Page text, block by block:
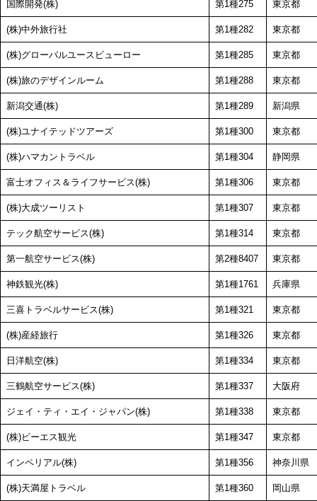
国際開発(株) 第1種275 東京都
(株)中外旅行社 第1種282 東京都
(株)グローバルユースビューロー 第1種285 東京都
(株)旅のデザインルーム 第1種288 東京都
新潟交通(株) 第1種289 新潟県
(株)ユナイテッドツアーズ 第1種300 東京都
(株)ハマカントラベル 第1種304 静岡県
富士オフィス＆ライフサービス(株) 第1種306 東京都
(株)大成ツーリスト 第1種307 東京都
テック航空サービス(株) 第1種314 東京都
第一航空サービス(株) 第2種8407 東京都
神鉄観光(株) 第1種1761 兵庫県
三喜トラベルサービス(株) 第1種321 東京都
(株)産経旅行 第1種326 東京都
日洋航空(株) 第1種334 東京都
三鶴航空サービス(株) 第1種337 大阪府
ジェイ・ティ・エイ・ジャパン(株) 第1種338 東京都
(株)ビーエス観光 第1種347 東京都
インペリアル(株) 第1種356 神奈川県
(株)天満屋トラベル 第1種360 岡山県